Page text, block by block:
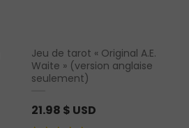
Jeu de tarot « Original A.E.
Waite » (version anglaise
seulement)
21.98 $ USD